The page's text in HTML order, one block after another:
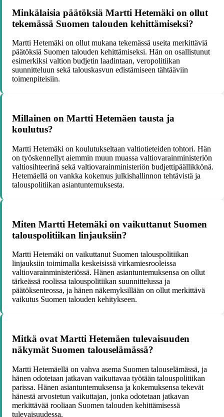
Minkälaisia päätöksiä Martti Hetemäki on ollut
tekemässä Suomen talouden kehittämiseksi?
Martti Hetemäki on ollut mukana tekemässä useita merkittäviä
päätöksiä Suomen talouden kehittämiseksi. Hän on osallistunut
esimerkiksi valtion budjetin laadintaan, veropolitiikan
suunnitteluun sekä talouskasvun edistämiseen tähtääviin
toimenpiteisiin.
Millainen on Martti Hetemäen tausta ja
koulutus?
Martti Hetemäki on koulutukseltaan valtiotieteiden tohtori. Hän
on työskennellyt aiemmin muun muassa valtiovarainministeriön
valtiosihteerinä sekä valtiovarainministeriön budjettipäällikkönä.
Hetemäellä on vankka kokemus julkishallinnon tehtävistä ja
talouspolitiikan asiantuntemuksesta.
Miten Martti Hetemäki on vaikuttanut Suomen
talouspolitiikan linjauksiin?
Martti Hetemäki on vaikuttanut Suomen talouspolitiikan
linjauksiin toimimalla keskeisissä virkamiesrooleissa
valtiovarainministeriössä. Hänen asiantuntemuksensa on ollut
tärkeässä roolissa talouspolitiikan suunnittelussa ja
päätöksenteossa, ja hänen näkemyksillään on ollut merkittävä
vaikutus Suomen talouden kehitykseen.
Mitkä ovat Martti Hetemäen tulevaisuuden
näkymät Suomen talouselämässä?
Martti Hetemäellä on vahva asema Suomen talouselämässä, ja
hänen odotetaan jatkavan vaikuttavaa työtään talouspolitiikan
parissa. Hänen asiantuntemuksensa ja kokemuksensa tekevät
hänestä arvostetun vaikuttajan, jonka odotetaan jatkavan
merkittävää rooliaan Suomen talouden kehittämisessä
tulevaisuudessa.